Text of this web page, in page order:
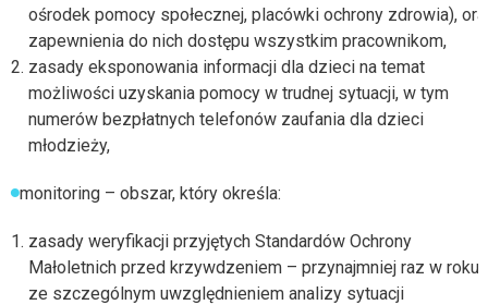
ośrodek pomocy społecznej, placówki ochrony zdrowia),
zapewnienia do nich dostępu wszystkim pracownikom,
zasady eksponowania informacji dla dzieci na temat
możliwości uzyskania pomocy w trudnej sytuacji, w tym
numerów bezpłatnych telefonów zaufania dla dzieci i
młodzieży,
monitoring – obszar, który określa:
zasady weryfikacji przyjętych Standardów Ochrony
Małoletnich przed krzywdzeniem – przynajmniej raz w roku,
ze szczególnym uwzględnieniem analizy sytuacji